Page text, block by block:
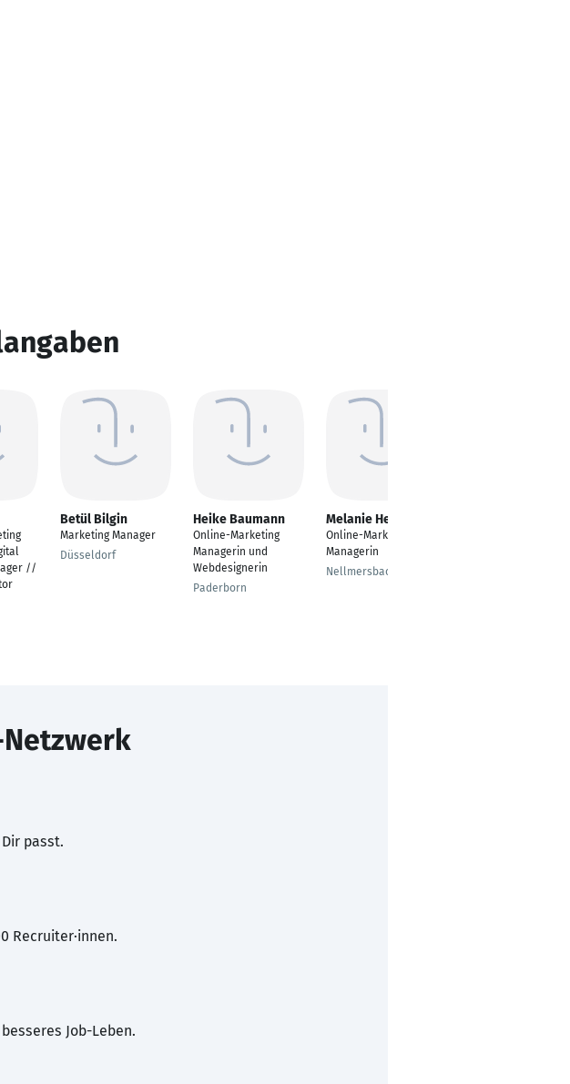
//
Betül Bilgin
Marketing Manager
Düsseldorf
Heike Baumann
Online-Marketing
Managerin und
Webdesignerin
Paderborn
Melanie Herczeg
Online-Marketing
Managerin
Nellmersbach
Netzwerk
passt.
Recruiter·innen.
Job-Leben.